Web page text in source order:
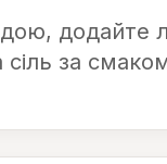
сіль за